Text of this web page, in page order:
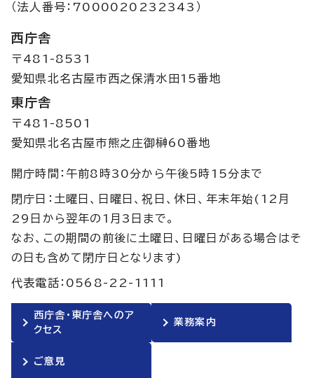
（法人番号：7000020232343）
西庁舎
〒481-8531
愛知県北名古屋市西之保清水田15番地
東庁舎
〒481-8501
愛知県北名古屋市熊之庄御榊60番地
開庁時間：午前8時30分から午後5時15分まで
閉庁日：土曜日、日曜日、祝日、休日、年末年始(12月
29日から翌年の1月3日まで。
なお、この期間の前後に土曜日、日曜日がある場合はそ
の日も含めて閉庁日となります)
代表電話：0568-22-1111
西庁舎・東庁舎へのア
クセス
業務案内
ご意見